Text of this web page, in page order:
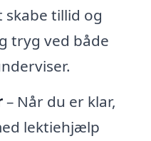
tillid og
tryg ved både
– Når du er klar,
lektiehjælp